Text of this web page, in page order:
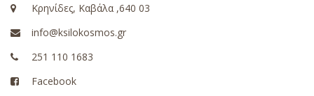
Κρηνίδες, Καβάλα ,640 03
info@ksilokosmos.gr
251 110 1683
Facebook